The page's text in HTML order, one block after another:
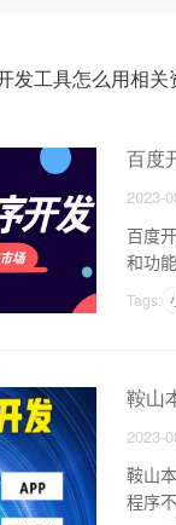
发工具怎么用相关
百度
2023-
百度
和功
发者
Tags:
鞍山
2023-
鞍山
程序